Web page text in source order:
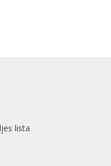
lista